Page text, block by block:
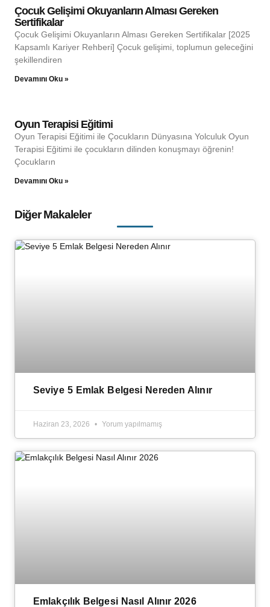
Çocuk Gelişimi Okuyanların Alması Gereken
Sertifikalar
Çocuk Gelişimi Okuyanların Alması Gereken Sertifikalar [2025
Kapsamlı Kariyer Rehberi] Çocuk gelişimi, toplumun geleceğini
şekillendiren
Devamını Oku »
Oyun Terapisi Eğitimi
Oyun Terapisi Eğitimi ile Çocukların Dünyasına Yolculuk Oyun
Terapisi Eğitimi ile çocukların dilinden konuşmayı öğrenin!
Çocukların
Devamını Oku »
Diğer Makaleler
Seviye 5 Emlak Belgesi Nereden Alınır
Haziran 23, 2026 Yorum yapılmamış
Emlakçılık Belgesi Nasıl Alınır 2026